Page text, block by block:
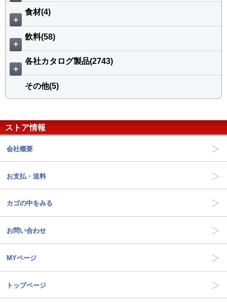
＋
食材(4)
＋
飲料(58)
＋
各社カタログ製品(2743)
その他(5)
ストア情報
会社概要
お支払・送料
カゴの中をみる
お問い合わせ
MYページ
トップページ